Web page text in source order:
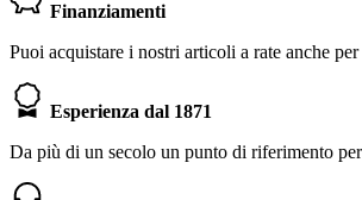
Finanziamenti
Puoi acquistare i nostri articoli a rate anche
Esperienza dal 1871
Da più di un secolo un punto di riferimento